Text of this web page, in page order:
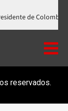
nuevo presidente
reservados.